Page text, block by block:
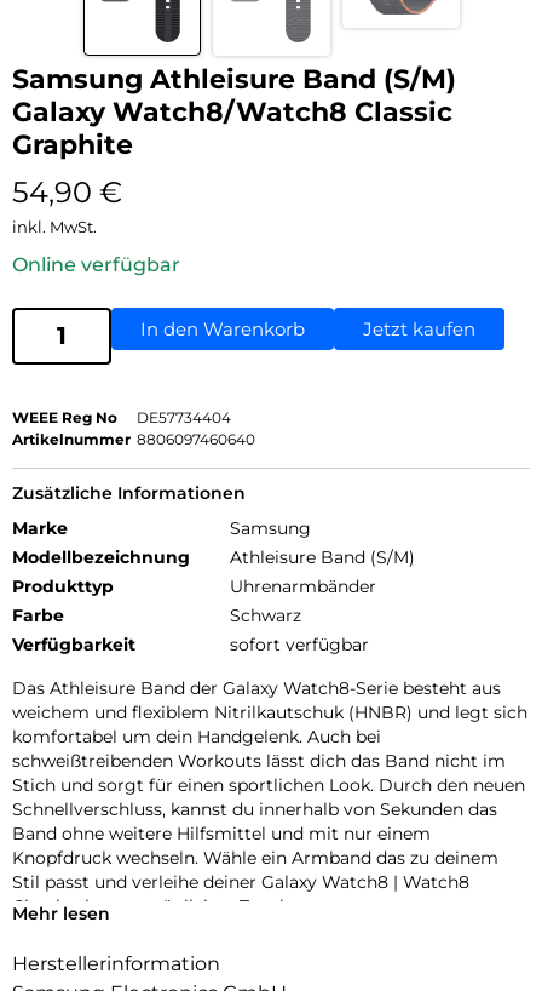
Samsung Athleisure Band (S/M)
Galaxy Watch8/Watch8 Classic
Graphite
54,90 €
inkl. MwSt.
Online verfügbar
In den Warenkorb Jetzt kaufen
WEEE Reg No
DE57734404
Artikelnummer 8806097460640
Zusätzliche Informationen
Marke
Samsung
Modellbezeichnung
Athleisure Band (S/M)
Produkttyp
Uhrenarmbänder
Farbe
Schwarz
Verfügbarkeit
sofort verfügbar
Das Athleisure Band der Galaxy Watch8-Serie besteht aus
weichem und flexiblem Nitrilkautschuk (HNBR) und legt sich
komfortabel um dein Handgelenk. Auch bei
schweißtreibenden Workouts lässt dich das Band nicht im
Stich und sorgt für einen sportlichen Look. Durch den neuen
Schnellverschluss, kannst du innerhalb von Sekunden das
Band ohne weitere Hilfsmittel und mit nur einem
Knopfdruck wechseln. Wähle ein Armband das zu deinem
Stil passt und verleihe deiner Galaxy Watch8 | Watch8
Classic einen persönlichen Touch.
Mehr lesen
Herstellerinformation